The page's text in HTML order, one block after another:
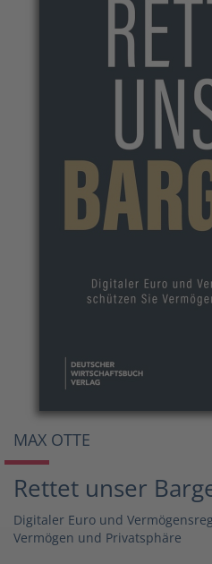
MAX OTTE
Rettet unser
Digitaler Euro und
Vermögen und Privatsphäre